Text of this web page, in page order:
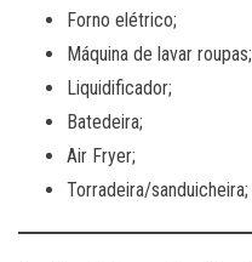
Forno elétrico;
Máquina de lavar roupas;
Liquidificador;
Batedeira;
Air Fryer;
Torradeira/sanduicheira;